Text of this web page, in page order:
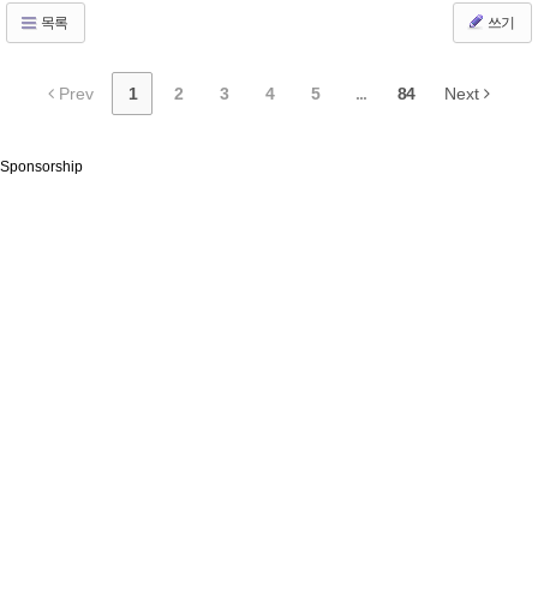
목록 쓰기
Prev 1 2 3 4 5 ... 84 Next
Sponsorship